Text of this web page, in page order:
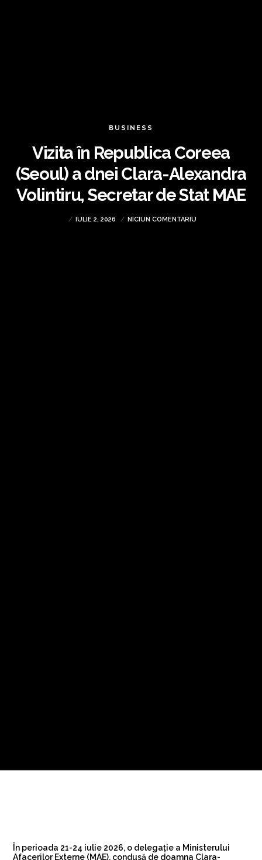
BUSINESS
Vizita în Republica Coreea
(Seoul) a dnei Clara-Alexandra
Volintiru, Secretar de Stat MAE
IULIE 2, 2026 NICIUN COMENTARIU
În perioada 21-24 iulie 2026, o delegație a Ministerului
Afacerilor Externe (MAE), condusă de doamna Clara-